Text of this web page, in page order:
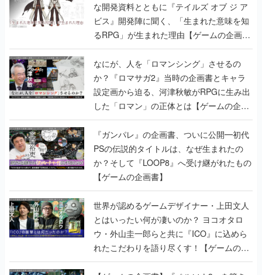
な開発資料とともに『テイルズ オブ ジ ア
ビス』開発陣に聞く、「生まれた意味を知
るRPG」が生まれた理由【ゲームの企画
書】
なにが、人を「ロマンシング」させるの
か？『ロマサガ2』当時の企画書とキャラ
設定画から迫る、河津秋敏がRPGに生み出
した「ロマン」の正体とは【ゲームの企画
書】
『ガンパレ』の企画書、ついに公開━初代
PSの伝説的タイトルは、なぜ生まれたの
か？そして『LOOP8』へ受け継がれたもの
【ゲームの企画書】
世界が認めるゲームデザイナー・上田文人
とはいったい何が凄いのか？ ヨコオタロ
ウ・外山圭一郎らと共に『ICO』に込めら
れたこだわりを語り尽くす！【ゲームの企
画書】